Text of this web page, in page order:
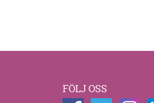
FÖLJ OSS